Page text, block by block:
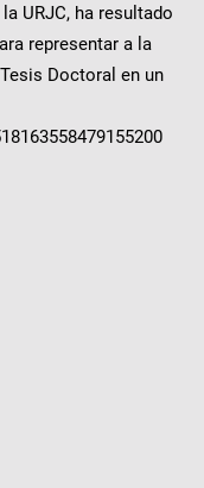
URJC, ha resultado
representar a la
Doctoral en un